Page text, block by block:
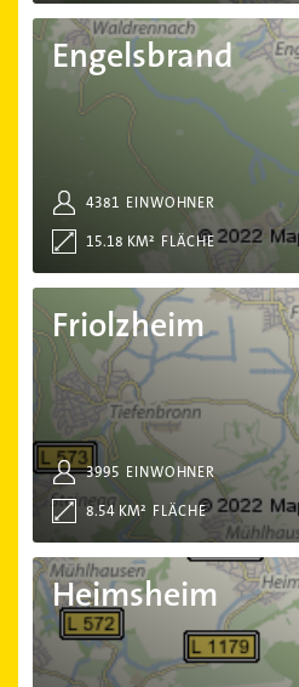
Engelsbrand
EINWOHNER
4381
FLÄCHE
15.18 KM²
Engelsbrand
Friolzheim
EINWOHNER
3995
FLÄCHE
8.54 KM²
Friolzheim
Heimsheim
Heimsheim